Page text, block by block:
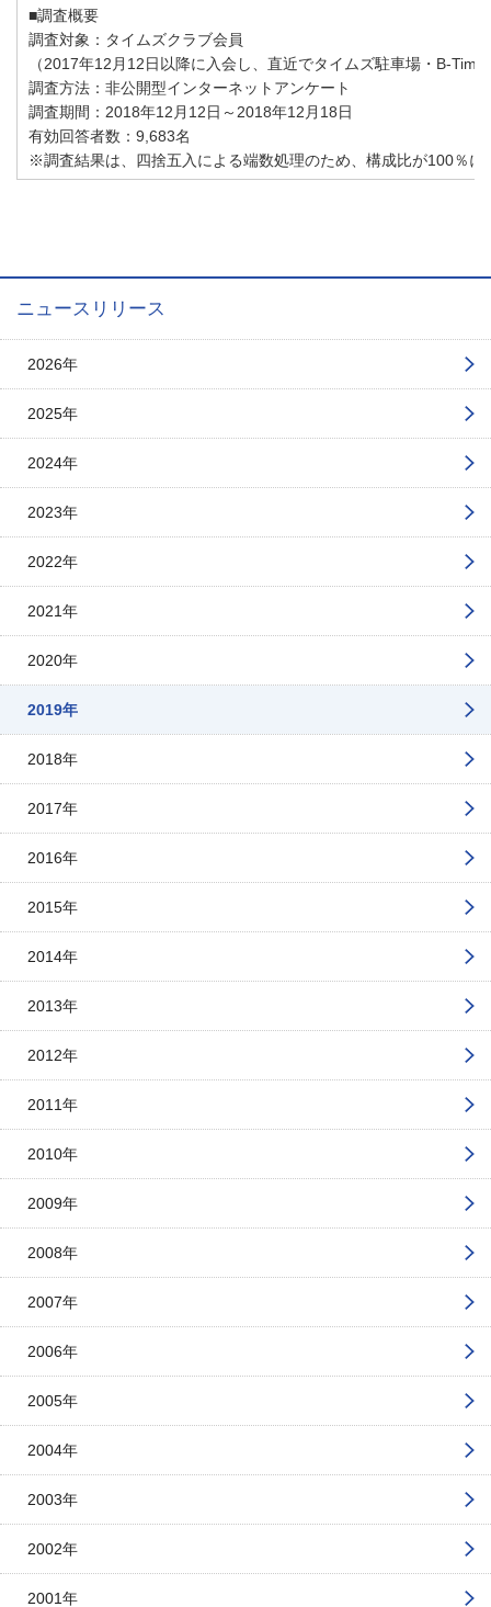
■調査概要
調査対象：タイムズクラブ会員
（2017年12月12日以降に入会し、直近でタイムズ駐車場・B-
調査方法：非公開型インターネットアンケート
調査期間：2018年12月12日～2018年12月18日
有効回答者数：9,683名
※調査結果は、四捨五入による端数処理のため、構成比が100％に
ニュースリリース
2026年
2025年
2024年
2023年
2022年
2021年
2020年
2019年
2018年
2017年
2016年
2015年
2014年
2013年
2012年
2011年
2010年
2009年
2008年
2007年
2006年
2005年
2004年
2003年
2002年
2001年